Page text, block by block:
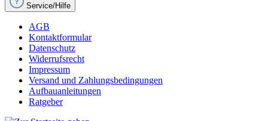
Service/Hilfe
AGB
Kontaktformular
Datenschutz
Widerrufsrecht
Impressum
Versand und Zahlungsbedingungen
Aufbauanleitungen
Ratgeber